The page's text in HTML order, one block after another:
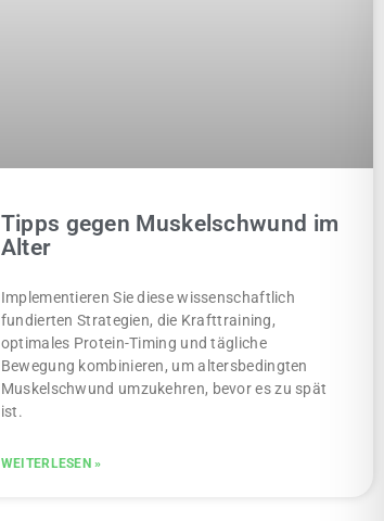
Tipps gegen Muskelschwund im
Alter
Implementieren Sie diese wissenschaftlich
fundierten Strategien, die Krafttraining,
optimales Protein-Timing und tägliche
Bewegung kombinieren, um altersbedingten
Muskelschwund umzukehren, bevor es zu spät
ist.
WEITERLESEN »